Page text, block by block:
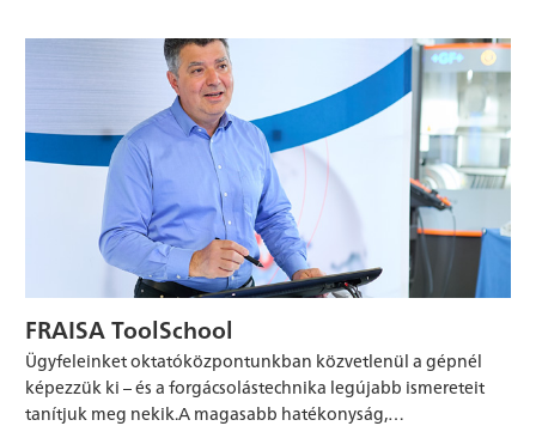
FRAISA ToolSchool
Ügyfeleinket oktatóközpontunkban közvetlenül a gépnél
képezzük ki – és a forgácsolástechnika legújabb ismereteit
tanítjuk meg nekik.A magasabb hatékonyság,…